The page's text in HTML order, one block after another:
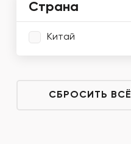
Страна
Китай
СБРОСИТЬ ВСЁ